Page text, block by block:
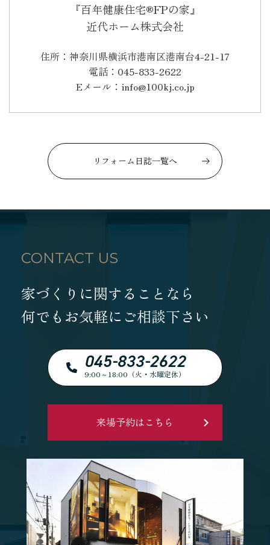
『百年健康住宅®FPの家』
近代ホーム株式会社
住所：神奈川県横浜市港南区港南台4-21-17
電話：045-833-2622
Eメール：info@100kj.co.jp
リフォーム日誌一覧へ
CONTACT US
家づくりに関することなら
何でもお気軽にご相談下さい
045-833-2622
9:00～18:00（火・水曜定休）
来場予約はこちら